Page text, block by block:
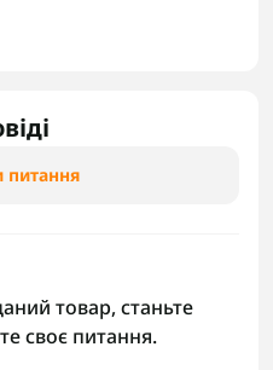
питання
товар, станьте
своє питання.